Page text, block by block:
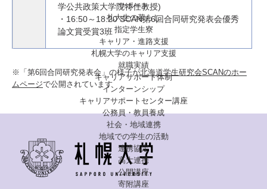
サポート
札大生の暮らし
指定学生寮
キャリア・進路支援
札幌大学のキャリア支援
就職実績
キャリアサポート体制
インターンシップ
キャリアサポートセンター講座
公務員・教員養成
社会・地域連携
地域での学生の活動
連携協定
高大連携
公開講座
寄附講座
学公共政策大学院特任教授)
・16:50～18:20 SCAN第6回合同研究発表会優秀
論文賞受賞3班
※「第6回合同研究発表会」の様子が北海道学生研究会SCANのホー
ムページで公開されています